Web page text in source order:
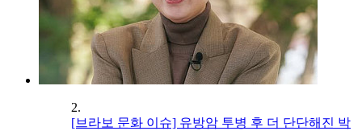
2.
[브라보 문화 이슈] 유방암 투병 후 더 단단해진 박